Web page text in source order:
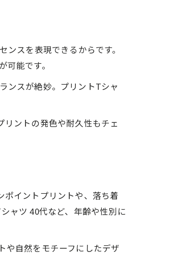
スを表現できるからです。
能です。
ンスが絶妙。プリントTシャ
ントの発色や耐久性もチェ
イントプリントや、落ち着
ャツ 40代など、年齢や性別に
や自然をモチーフにしたデザ